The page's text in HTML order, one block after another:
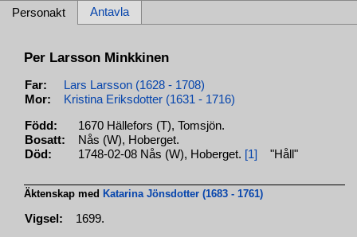
Personakt Antavla
Per Larsson Minkkinen
Far:
Lars Larsson (1628 - 1708)
Mor:
Kristina Eriksdotter (1631 - 1716)
Född:
1670 Hällefors (T), Tomsjön.
Bosatt:
Nås (W), Hoberget.
Död:
1748-02-08 Nås (W), Hoberget. [1] "Håll"
Äktenskap med Katarina Jönsdotter (1683 - 1761)
Vigsel: 1699.